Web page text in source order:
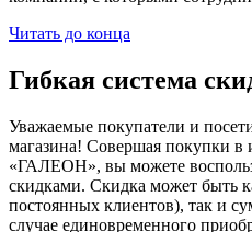
Читать до конца
Гибкая система
Уважаемые покупатели и
магазина! Совершая покупки в
«ГАЛЕОН», вы можете
скидками. Скидка может быть
постоянных клиентов), так и
случае единовременного